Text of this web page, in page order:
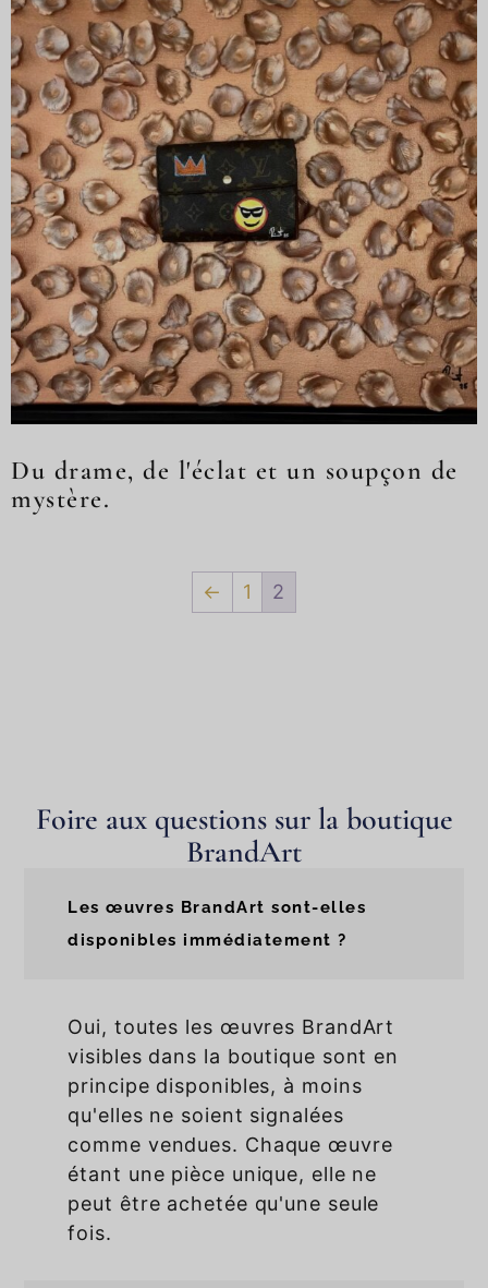
Du drame, de l'éclat et un soupçon de
mystère.
← 1 2
Foire aux questions sur la boutique
BrandArt
Les œuvres BrandArt sont-elles
disponibles immédiatement ?
Oui, toutes les œuvres BrandArt
visibles dans la boutique sont en
principe disponibles, à moins
qu'elles ne soient signalées
comme vendues. Chaque œuvre
étant une pièce unique, elle ne
peut être achetée qu'une seule
fois.